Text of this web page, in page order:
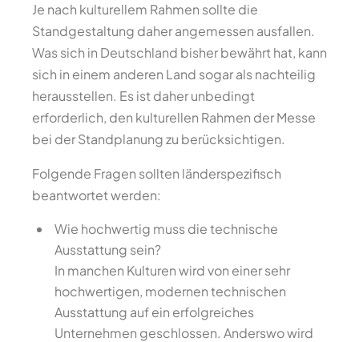
Je nach kulturellem Rahmen sollte die
Standgestaltung daher angemessen ausfallen.
Was sich in Deutschland bisher bewährt hat, kann
sich in einem anderen Land sogar als nachteilig
herausstellen. Es ist daher unbedingt
erforderlich, den kulturellen Rahmen der Messe
bei der Standplanung zu berücksichtigen.
Folgende Fragen sollten länderspezifisch
beantwortet werden:
Wie hochwertig muss die technische
Ausstattung sein?
In manchen Kulturen wird von einer sehr
hochwertigen, modernen technischen
Ausstattung auf ein erfolgreiches
Unternehmen geschlossen. Anderswo wird